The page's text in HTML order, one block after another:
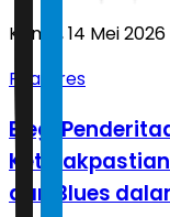
Kamis, 14 Mei
Features
Elegi
dan Blues